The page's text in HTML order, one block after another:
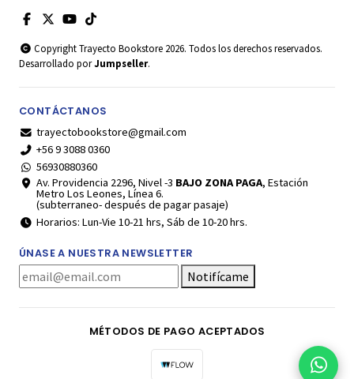
Copyright Trayecto Bookstore 2026. Todos los derechos reservados.
Desarrollado porJumpseller.
CONTÁCTANOS
trayectobookstore@gmail.com
+56 9 3088 0360
56930880360
Av. Providencia 2296, Nivel -3 BAJO ZONA PAGA, Estación
Metro Los Leones, Línea 6.
(subterraneo- después de pagar pasaje)
Horarios: Lun-Vie 10-21 hrs, Sáb de 10-20 hrs.
ÚNASE A NUESTRA NEWSLETTER
Notifícame
MÉTODOS DE PAGO ACEPTADOS